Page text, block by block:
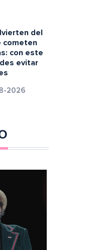
del
cometen
con este
evitar
2026